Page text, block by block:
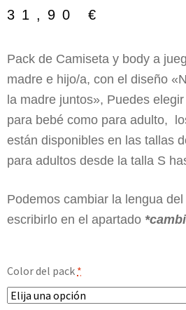
31,90 €
Pack de Camiseta y body a
madre e hijo/a, con el diseño
la madre juntos», Puedes
para bebé como para adulto,
están disponibles en las tallas
para adultos desde la talla S
Podemos cambiar la lengua
escribirlo en el apartado
Color del pack *